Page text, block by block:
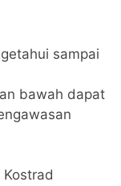
sampai
bawah dapat